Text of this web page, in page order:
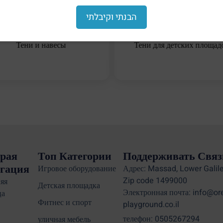
Тени и навесы Тени для детских
Топ Категории
Игровое оборудование
Детская площадка
Фитнес и спорт
уличная мебель
Поддерживать
Адрес: Massad, Lower
Zip code 1499000
Электронная почта:
playground.co.il
телефон: 0505267294
הבנתי וקיבלתי